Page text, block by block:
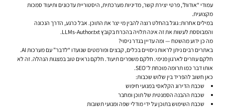
עמודי “אודות”, פרטי יצירת קשר, מדיניות מערכתית, היסטוריית עדכונים ותיעוד סמכות
מקצועית.
במילים אחרות: גוגל בהחלט רוצה להבין מי יצר את התוכן. אבל כרגע, הדרך הנכונה
והמבוססת לעשות את זה אינה תלויה בהכרח בקובץ LLMs-Author.txt.
מה כן ידוע מהשטח — ומה עדיין בגדר ניסוי?
באתרים רבים ניתן לראות ניסויים בכלים, קבצים ופורמטים שנועדו “לדבר” עם מערכות AI.
חלקם עוזרים לארגון פנימי. חלקם משפרים תיעוד. חלקם נראים טוב במצגות הנהלה. זה לא
אותו דבר כמו תרומה מוכחת ל־SEO.
כאן חשוב להפריד בין שלוש שכבות:
שכבת הדירוג הקלאסי במנועי חיפוש
שכבת ההבנה הסמנטית של תוכן ומחבר
שכבת השימוש בתוכן על ידי מודלי שפה ומנועי תשובות